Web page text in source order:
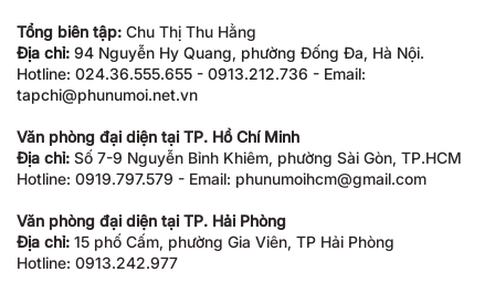
Tổng biên tập: Chu Thị Thu Hằng
Địa chỉ: 94 Nguyễn Hy Quang, phường Đống Đa, Hà Nội.
Hotline: 024.36.555.655 - 0913.212.736 - Email:
tapchi@phunumoi.net.vn
Văn phòng đại diện tại TP. Hồ Chí Minh
Địa chỉ: Số 7-9 Nguyễn Bỉnh Khiêm, phường Sài Gòn, TP.HCM
Hotline: 0919.797.579 - Email: phunumoihcm@gmail.com
Văn phòng đại diện tại TP. Hải Phòng
Địa chỉ: 15 phố Cấm, phường Gia Viên, TP Hải Phòng
Hotline: 0913.242.977